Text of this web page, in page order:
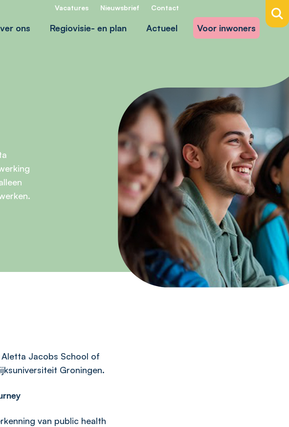
Vacatures Nieuwsbrief Contact
ons Regiovisie- en plan Actueel Voor inwoners
Jacobs School of
Groningen.
van public health